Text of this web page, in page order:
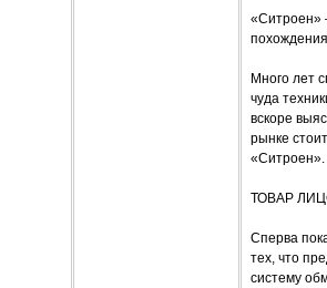
«Ситроен»
Много лет
чуда
вскоре
рынке
«Ситроен».
ТОВАР
Сперва
тех, что
систему